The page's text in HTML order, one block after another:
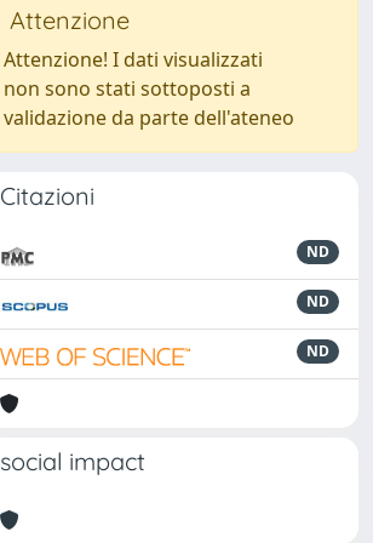
Attenzione
Attenzione! I dati visualizzati
non sono stati sottoposti a
validazione da parte dell'ateneo
Citazioni
ND
ND
ND
social impact